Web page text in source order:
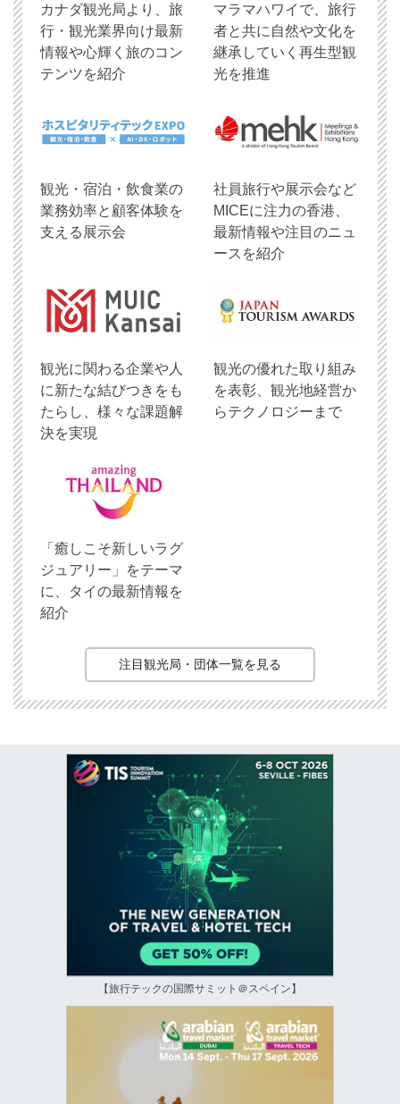
​カナダ観光局より、旅
行・観光業界向け最新
情報や心輝く旅のコン
テンツを紹介
マラマハワイで、旅行
者と共に自然や文化を
継承していく再生型観
光を推進
観光・宿泊・飲食業の
業務効率と顧客体験を
支える展示会
社員旅行や展示会など
MICEに注力の香港、
最新情報や注目のニュ
ースを紹介
観光に関わる企業や人
に新たな結びつきをも
たらし、様々な課題解
決を実現
観光の優れた取り組み
を表彰、観光地経営か
らテクノロジーまで
「癒しこそ新しいラグ
ジュアリー」をテーマ
に、タイの最新情報を
紹介
注目観光局・団体一覧を見る
【旅行テックの国際サミット＠スペイン】